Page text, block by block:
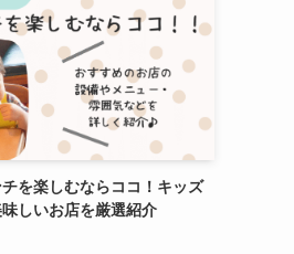
を楽しむならココ！キッズ
しいお店を厳選紹介